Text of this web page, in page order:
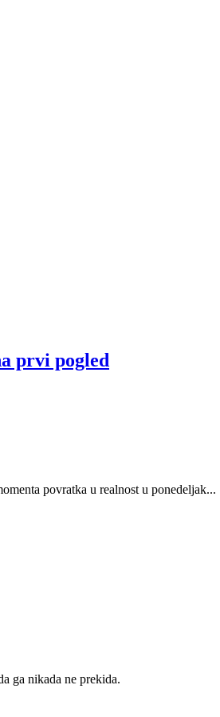
prvi pogled
povratka u realnost u ponedeljak...
ga nikada ne prekida.